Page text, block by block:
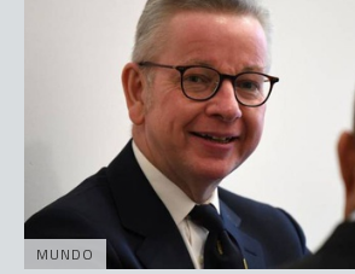
MUNDO